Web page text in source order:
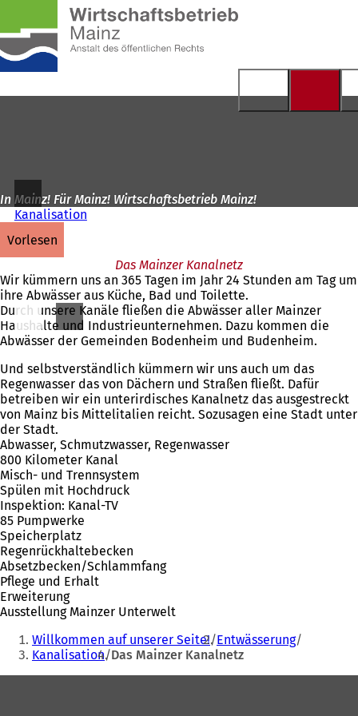
Inhalt anspringen
In Mainz! Für Mainz! Wirtschaftsbetrieb Mainz!
Kanalisation
vorlesen
Das Mainzer Kanalnetz
Wir kümmern uns an 365 Tagen im Jahr 24 Stunden am Tag um
ihre Abwässer aus Küche, Bad und Toilette.
Durch unsere Kanäle fließen die Abwässer aller Mainzer
Haushalte und Industrieunternehmen. Dazu kommen die
Abwässer der Gemeinden Bodenheim und Budenheim.
Und selbstverständlich kümmern wir uns auch um das
Regenwasser das von Dächern und Straßen fließt. Dafür
betreiben wir ein unterirdisches Kanalnetz das ausgestreckt
von Mainz bis Mittelitalien reicht. Sozusagen eine Stadt unter
der Stadt.
Abwasser, Schmutzwasser, Regenwasser
800 Kilometer Kanal
Misch- und Trennsystem
Spülen mit Hochdruck
Inspektion: Kanal-TV
85 Pumpwerke
Speicherplatz
Regenrückhaltebecken
Absetzbecken/Schlammfang
Pflege und Erhalt
Erweiterung
Ausstellung Mainzer Unterwelt
Sie
befinden
sich
Willkommen auf unserer Seite! Entwässerung
Kanalisation Das Mainzer Kanalnetz